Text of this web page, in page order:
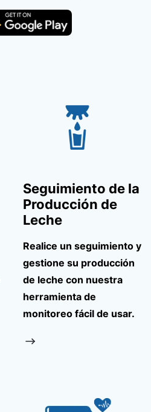
Seguimiento de la
Producción de
Leche
Realice un seguimiento y
gestione su producción
de leche con nuestra
herramienta de
monitoreo fácil de usar.